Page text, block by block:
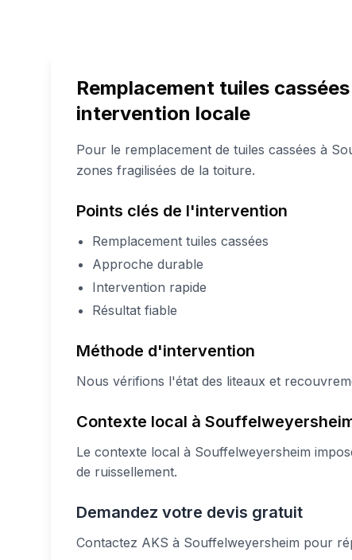
Remplacement tuiles
intervention locale
Pour le remplacement de tuiles cassées à
zones fragilisées de la toiture.
Points clés de l'intervention
Remplacement tuiles cassées
Approche durable
Intervention rapide
Résultat fiable
Méthode d'intervention
Nous vérifions l'état des liteaux et
Contexte local à
Le contexte local à Souffelweyersheim
de ruissellement.
Demandez votre devis gratuit
Contactez AKS à Souffelweyersheim pour